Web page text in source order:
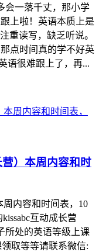
会一落千丈，那小学
上啦！英语本质上是
重读写，缺乏听说。
点时间真的学不好英
语很难跟上了，再...
）本周内容和时
内容和时间表，10
互动成长营
所处的英语等级上课
取等等请联系微信: